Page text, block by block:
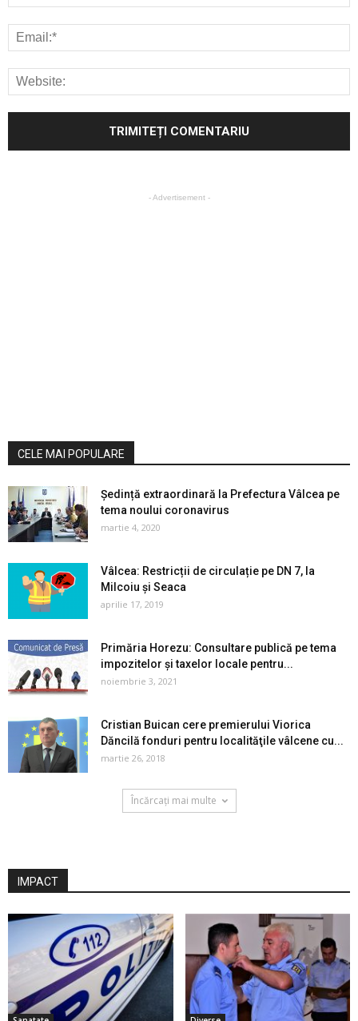
- Advertisement -
CELE MAI POPULARE
Ședință extraordinară la Prefectura Vâlcea pe
tema noului coronavirus
martie 4, 2020
Vâlcea: Restricții de circulație pe DN 7, la
Milcoiu și Seaca
aprilie 17, 2019
Primăria Horezu: Consultare publică pe tema
impozitelor și taxelor locale pentru...
noiembrie 3, 2021
Cristian Buican cere premierului Viorica
Dăncilă fonduri pentru localităţile vâlcene cu...
martie 26, 2018
Încărcați mai multe
IMPACT